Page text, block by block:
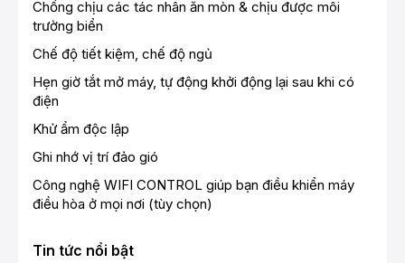
Chống chịu các tác nhân ăn mòn & chịu được môi
trường biển
Chế độ tiết kiệm, chế độ ngủ
Hẹn giờ tắt mở máy, tự động khởi động lại sau khi có
điện
Khử ẩm độc lập
Ghi nhớ vị trí đảo gió
Công nghệ WIFI CONTROL giúp bạn điều khiển máy
điều hòa ở mọi nơi (tùy chọn)
Tin tức nổi bật